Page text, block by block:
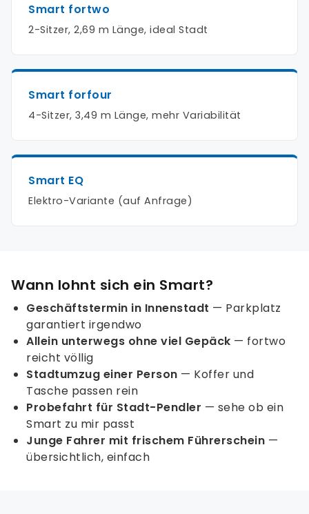
Smart fortwo
2-Sitzer, 2,69 m Länge, ideal Stadt
Smart forfour
4-Sitzer, 3,49 m Länge, mehr Variabilität
Smart EQ
Elektro-Variante (auf Anfrage)
Wann lohnt sich ein Smart?
Geschäftstermin in Innenstadt — Parkplatz
garantiert irgendwo
Allein unterwegs ohne viel Gepäck — fortwo
reicht völlig
Stadtumzug einer Person — Koffer und
Tasche passen rein
Probefahrt für Stadt-Pendler — sehe ob ein
Smart zu mir passt
Junge Fahrer mit frischem Führerschein —
übersichtlich, einfach